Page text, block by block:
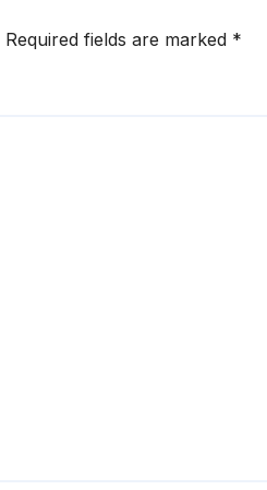
Required fields are marked *